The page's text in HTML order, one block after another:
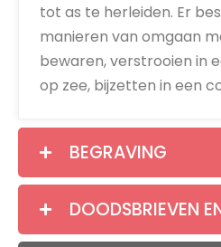
tot as te herleiden. Er
manieren van omgaan
bewaren, verstrooien in
op zee, bijzetten in een
BEGRAVING
DOODSBRIEVEN